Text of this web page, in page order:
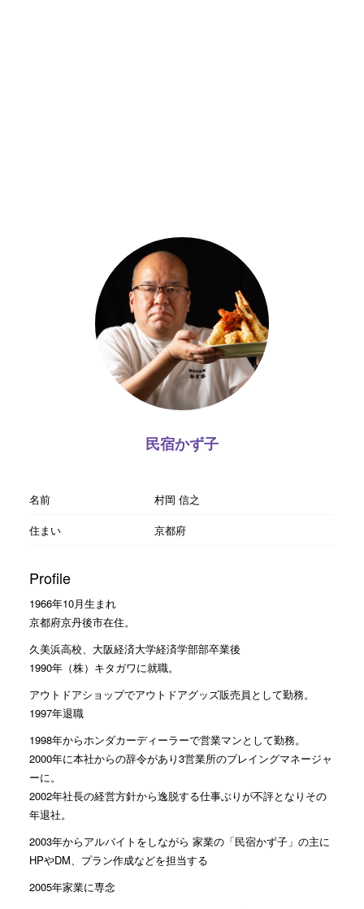
民宿かず子
名前
村岡 信之
住まい
京都府
Profile
1966年10月生まれ
京都府京丹後市在住。
久美浜高校、大阪経済大学経済学部部卒業後
1990年（株）キタガワに就職。
アウトドアショップでアウトドアグッズ販売員として勤務。
1997年退職
1998年からホンダカーディーラーで営業マンとして勤務。
2000年に本社からの辞令があり3営業所のプレイングマネージャ
ーに。
2002年社長の経営方針から逸脱する仕事ぶりが不評となりその
年退社。
2003年からアルバイトをしながら 家業の「民宿かず子」の主に
HPやDM、プラン作成などを担当する
2005年家業に専念